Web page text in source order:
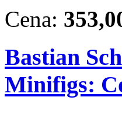
Cena:
Bastian
Minifigs: